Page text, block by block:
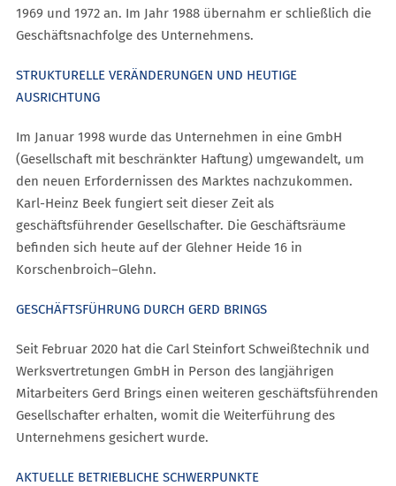
1969 und 1972 an. Im Jahr 1988 übernahm er schließlich die
Geschäftsnachfolge des Unternehmens.
STRUKTURELLE VERÄNDERUNGEN UND HEUTIGE
AUSRICHTUNG
Im Januar 1998 wurde das Unternehmen in eine GmbH
(Gesellschaft mit beschränkter Haftung) umgewandelt, um
den neuen Erfordernissen des Marktes nachzukommen.
Karl-Heinz Beek fungiert seit dieser Zeit als
geschäftsführender Gesellschafter. Die Geschäftsräume
befinden sich heute auf der Glehner Heide 16 in
Korschenbroich–Glehn.
GESCHÄFTSFÜHRUNG DURCH GERD BRINGS
Seit Februar 2020 hat die Carl Steinfort Schweißtechnik und
Werksvertretungen GmbH in Person des langjährigen
Mitarbeiters Gerd Brings einen weiteren geschäftsführenden
Gesellschafter erhalten, womit die Weiterführung des
Unternehmens gesichert wurde.
AKTUELLE BETRIEBLICHE SCHWERPUNKTE